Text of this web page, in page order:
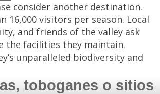
consider another destination.
16,000 visitors per season. Local
and friends of the valley ask
the facilities they maintain.
unparalleled biodiversity and
toboganes o sitios